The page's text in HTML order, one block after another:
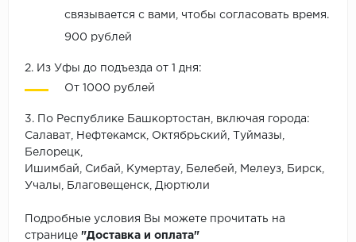
связывается с вами, чтобы согласовать время.
900 рублей
2. Из Уфы до подъезда от 1 дня:
От 1000 рублей
3. По Республике Башкортостан, включая города:
Салават, Нефтекамск, Октябрьский, Туймазы,
Белорецк,
Ишимбай, Сибай, Кумертау, Белебей, Мелеуз, Бирск,
Учалы, Благовещенск, Дюртюли
Подробные условия Вы можете прочитать на
странице "Доставка и оплата"